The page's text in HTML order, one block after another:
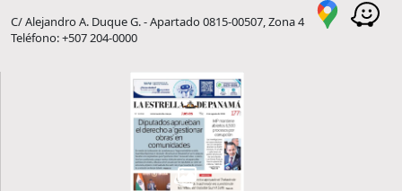
C/ Alejandro A. Duque G. - Apartado 0815-00507, Zona 4
Teléfono: +507 204-0000